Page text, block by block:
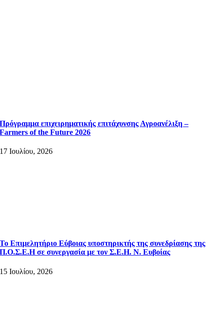
Πρόγραμμα επιχειρηματικής επιτάχυνσης Αγροανέλιξη –
Farmers of the Future 2026
17 Ιουλίου, 2026
Το Επιμελητήριο Εύβοιας υποστηρικτής της συνεδρίασης της
Π.Ο.Σ.Ε.Η σε συνεργασία με τον Σ.Ε.Η. Ν. Ευβοίας
15 Ιουλίου, 2026